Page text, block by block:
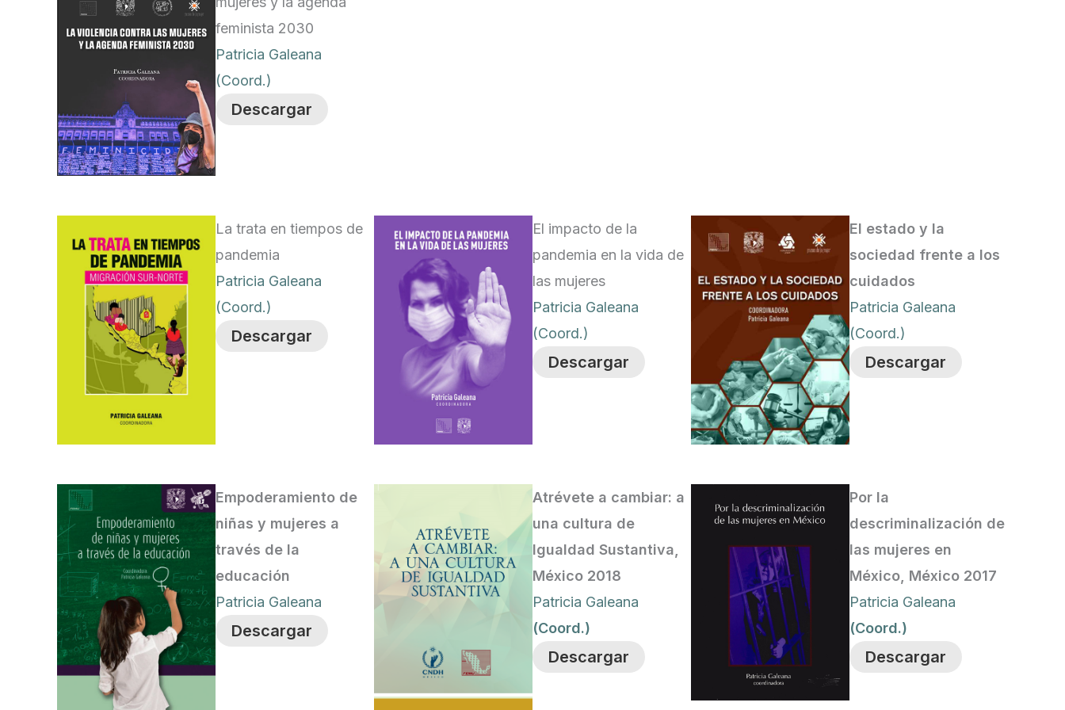
feminista 2030
Patricia Galeana
(Coord.)
Descargar
La trata en tiempos de
pandemia
Patricia Galeana
(Coord.)
Descargar
El impacto de la
pandemia en la vida de
las mujeres
Patricia Galeana
(Coord.)
Descargar
El estado y la
sociedad frente a los
cuidados
Patricia Galeana
(Coord.)
Descargar
Empoderamiento de
niñas y mujeres a
través de la
educación
Patricia Galeana
Descargar
Atrévete a cambiar: a
una cultura de
Igualdad Sustantiva,
México 2018
Patricia Galeana
(Coord.)
Descargar
Por la
descriminalización de
las mujeres en
México, México 2017
Patricia Galeana
(Coord.)
Descargar